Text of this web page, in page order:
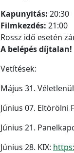
Kapunyitás: 20:30
Filmkezdés: 21:00
Rossz idő esetén
A belépés díjtalan!
Vetítések:
Május 31.
Június 07. Eltörölni
Június 21.
Június 28. KIX: